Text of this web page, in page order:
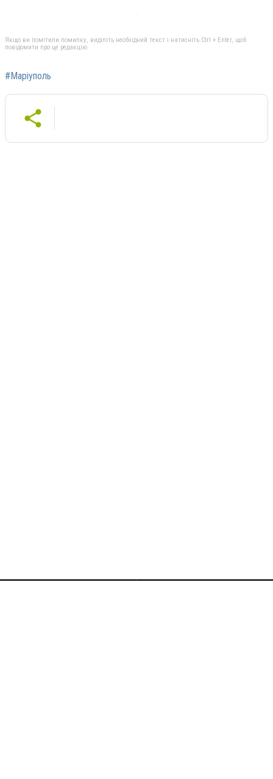
Якщо ви помітили помилку, виділіть необхідний текст і натисніть Ctrl + Enter, щоб
повідомити про це редакцію
#Маріуполь